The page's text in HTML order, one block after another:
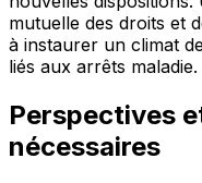
mutuelle des droits et
à instaurer un climat
liés aux arrêts maladie.
Perspectives
nécessaires